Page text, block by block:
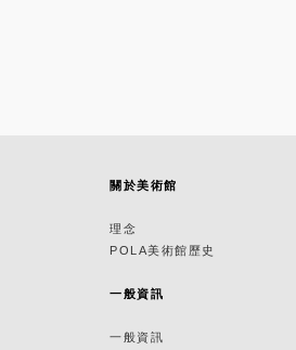
關於美術館
理念
POLA美術館歷史
一般資訊
一般資訊